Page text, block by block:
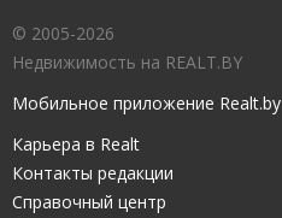
© 2005-2026
Недвижимость на REALT.BY
Мобильное приложение Realt.by
Карьера в Realt
Контакты редакции
Справочный центр